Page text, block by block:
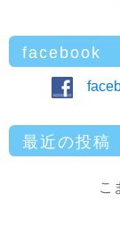
facebook
最近の投稿
こ